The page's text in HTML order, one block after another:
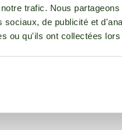
trafic. Nous
sociaux, de publicité et
ou qu'ils ont collectées
cultivateur, de ne
avec le produit le plus
et en réduisant la